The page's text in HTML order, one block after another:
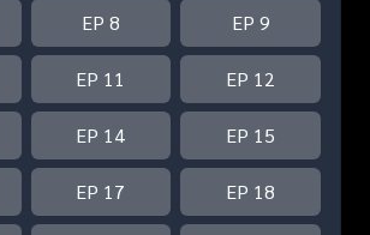
EP 8 EP 9
EP 11 EP 12
EP 14 EP 15
EP 17 EP 18